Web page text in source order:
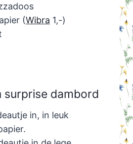
(Wibra 1,-)
surprise dambord
in, in leuk